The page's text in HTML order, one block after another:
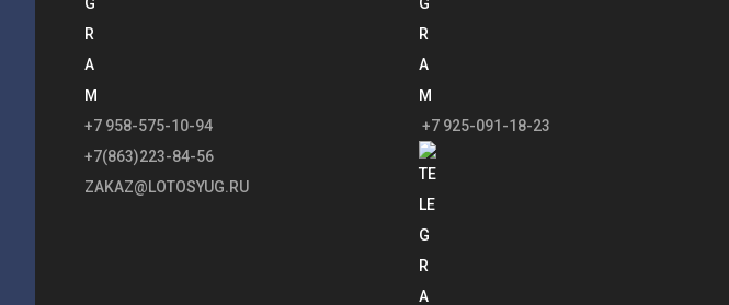
+7 958-575-10-94
+7(863)223-84-56
ZAKAZ@LOTOSYUG.RU
+7 925-091-18-23